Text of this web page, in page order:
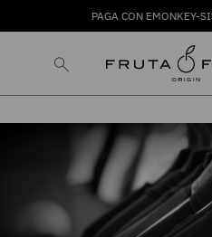
PAGA CON EMONKEY-